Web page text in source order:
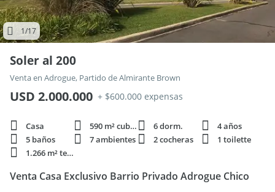
1/17
Soler al 200
Venta en Adrogue, Partido de Almirante Brown
USD 2.000.000 + $600.000 expensas
Casa 590 m² cubie. 6 dorm.
4 años
5 baños
7 ambientes 2 cocheras
1 toilette
1.266 m² terren.
Venta Casa Exclusivo Barrio Privado Adrogue Chico